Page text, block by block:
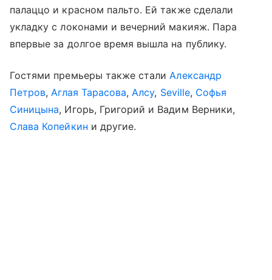
палаццо и красном пальто. Ей также сделали
укладку с локонами и вечерний макияж. Пара
впервые за долгое время вышла на публику.
Гостями премьеры также сталиАлександр
Петров,Аглая Тарасова,Алсу, Seville, Софья
Синицына, Игорь, Григорий и Вадим Верники,
Слава Копейкин и другие.